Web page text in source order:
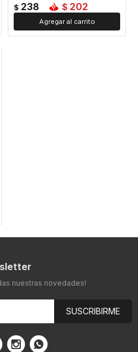
$ 238 $ 202
nuestras novedades!
SUSCRIBIRME
 